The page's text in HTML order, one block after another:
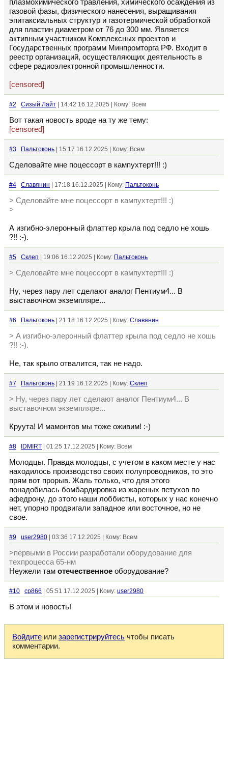
плазмохимического травления, химического осаждения из
газовой фазы, физического нанесения, выращивания
эпитаксиальных структур и газотермической обработкой
для пластин диаметром от 76 до 300 мм. Является
активным участником Комплексных проектов и
Государственных программ Минпромторга РФ. Входит в
реестр организаций, осуществляющих деятельность в
сфере радиоэлектронной промышленности.
[censored]
#2 Сизый Лайт | 14:42 16.12.2025 | Кому: Всем
Вот такая новость вроде на ту же тему:
[censored]
#3 Пальтоконь | 15:17 16.12.2025 | Кому: Всем
Сделовайте мне поцессорт в кампухтерт!!! :)
#4 Славянин | 17:18 16.12.2025 | Кому: Пальтоконь
> Сделовайте мне поцессорт в кампухтерт!!! :)
>
А изгибно-элеронный флаттер крыла под седло не хошь
?!! :-).
#5 Склеп | 19:06 16.12.2025 | Кому: Пальтоконь
> Сделовайте мне поцессорт в кампухтерт!!! :)
Ну, через пару лет сделают аналог Пентиум4... В
выставочном экземпляре...
#6 Пальтоконь | 21:18 16.12.2025 | Кому: Славянин
> А изгибно-элеронный флаттер крыла под седло не хошь
?!! :-).
Не, так крыло отвалится, так не надо.
#7 Пальтоконь | 21:19 16.12.2025 | Кому: Склеп
> Ну, через пару лет сделают аналог Пентиум4... В
выставочном экземпляре...
Круута! И мамонтов мы тоже оживим! :-)
#8 IDMIRT | 01:25 17.12.2025 | Кому: Всем
Молодцы. Правда молодцы, с учетом в каком месте у нас
находилось производство своих полупроводников, то это
прям вот прорыв. Жаль только, что для этого
понадобилась бомбардировка из жареных петухов по
афедрону, до этого наши лоббисты, которых у нас конечно
нет, упорно продвигали западное или восточное, но не
свое.
#9 user2980 | 03:36 17.12.2025 | Кому: Всем
>первыми в России разработали оборудование для
техпроцесса 65-нм
Неужели там отечественное оборудование?
#10 cp866 | 05:51 17.12.2025 | Кому: user2980
В этом и новость!
Войдите или зарегистрируйтесь чтобы писать
комментарии.